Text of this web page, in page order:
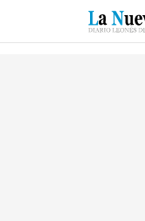
SUCESOS CULTURAS